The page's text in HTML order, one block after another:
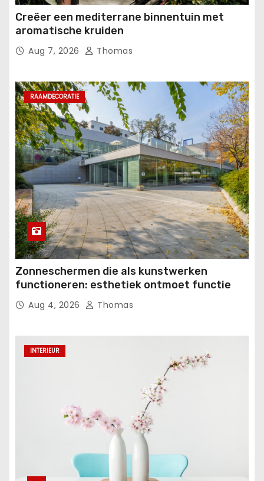
Creëer een mediterrane binnentuin met
aromatische kruiden
Aug 7, 2026 Thomas
RAAMDECORATIE
Zonneschermen die als kunstwerken
functioneren: esthetiek ontmoet functie
Aug 4, 2026 Thomas
INTERIEUR